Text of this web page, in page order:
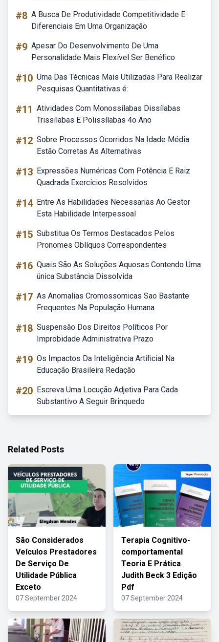
#8 A Busca De Produtividade Competitividade E
Diferenciais Em Uma Organização
#9 Apesar Do Desenvolvimento De Uma
Personalidade Mais Flexível Ser Benéfico
#10 Uma Das Técnicas Mais Utilizadas Para Realizar
Pesquisas Quantitativas é:
#11 Atividades Com Monossílabas Dissílabas
Trissílabas E Polissílabas 4o Ano
#12 Sobre Processos Ocorridos Na Idade Média
Estão Corretas As Alternativas
#13 Expressões Numéricas Com Potência E Raiz
Quadrada Exercícios Resolvidos
#14 Entre As Habilidades Necessarias Ao Gestor
Esta Habilidade Interpessoal
#15 Substitua Os Termos Destacados Pelos
Pronomes Oblíquos Correspondentes
#16 Quais São As Soluções Aquosas Contendo Uma
única Substância Dissolvida
#17 As Anomalias Cromossomicas Sao Bastante
Frequentes Na População Humana
#18 Suspensão Dos Direitos Políticos Por
Improbidade Administrativa Prazo
#19 Os Impactos Da Inteligência Artificial Na
Educação Brasileira Redação
#20 Escreva Uma Locução Adjetiva Para Cada
Substantivo A Seguir Brinquedo
Related Posts
São Considerados
Veículos Prestadores
De Serviço De
Utilidade Pública
Exceto
07 September 2024
Terapia Cognitivo-
comportamental
Teoria E Prática
Judith Beck 3 Edição
Pdf
07 September 2024